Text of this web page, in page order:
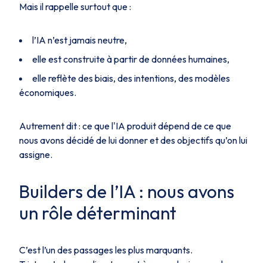
Mais il rappelle surtout que :
l’IA n’est jamais neutre,
elle est construite à partir de données humaines,
elle reflète des biais, des intentions, des modèles
économiques.
Autrement dit : ce que l'IA produit dépend de ce que
nous avons décidé de lui donner et des objectifs qu’on lui
assigne.
Builders de l’IA : nous avons
un rôle déterminant
C’est l’un des passages les plus marquants.